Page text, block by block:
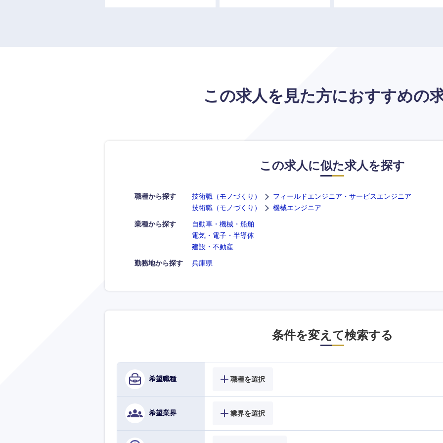
この求人を見た方におすすめの
この求人に似た求人を探す
職種から探す 技術職（モノづくり）
フィールドエンジニア・サービスエンジニア
技術職（モノづくり）
機械エンジニア
業種から探す
自動車・機械・船舶
電気・電子・半導体
建設・不動産
勤務地から探す 兵庫県
条件を変えて検索する
希望職種 職種を選択
希望業界 業界を選択
選択する
選択する
選択する
選択する